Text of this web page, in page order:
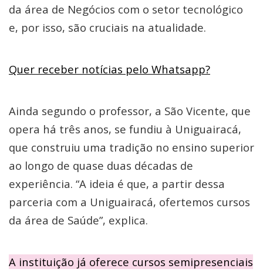
da área de Negócios com o setor tecnológico
e, por isso, são cruciais na atualidade.
Quer receber notícias pelo Whatsapp?
Ainda segundo o professor, a São Vicente, que
opera há três anos, se fundiu à Uniguairacá,
que construiu uma tradição no ensino superior
ao longo de quase duas décadas de
experiência. “A ideia é que, a partir dessa
parceria com a Uniguairacá, ofertemos cursos
da área de Saúde”, explica.
A instituição já oferece cursos semipresenciais